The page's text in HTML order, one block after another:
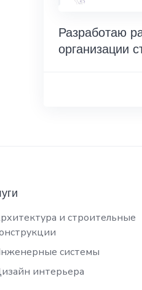
Разработаю
организации
и строительные
системы
интерьера